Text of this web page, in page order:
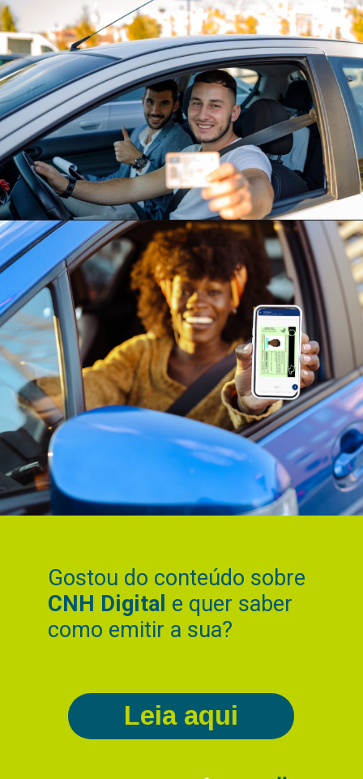
Leia aqui
Gostou do conteúdo sobre
CNH Digital e quer saber
como emitir a sua?